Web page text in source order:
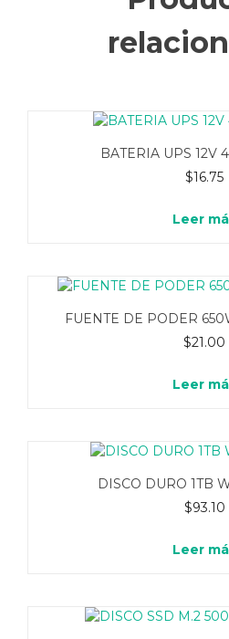
BATERIA UPS 12V
$16.75
Leer
FUENTE DE PODER
$21.00
Leer
DISCO DURO 1TB
$93.10
Leer